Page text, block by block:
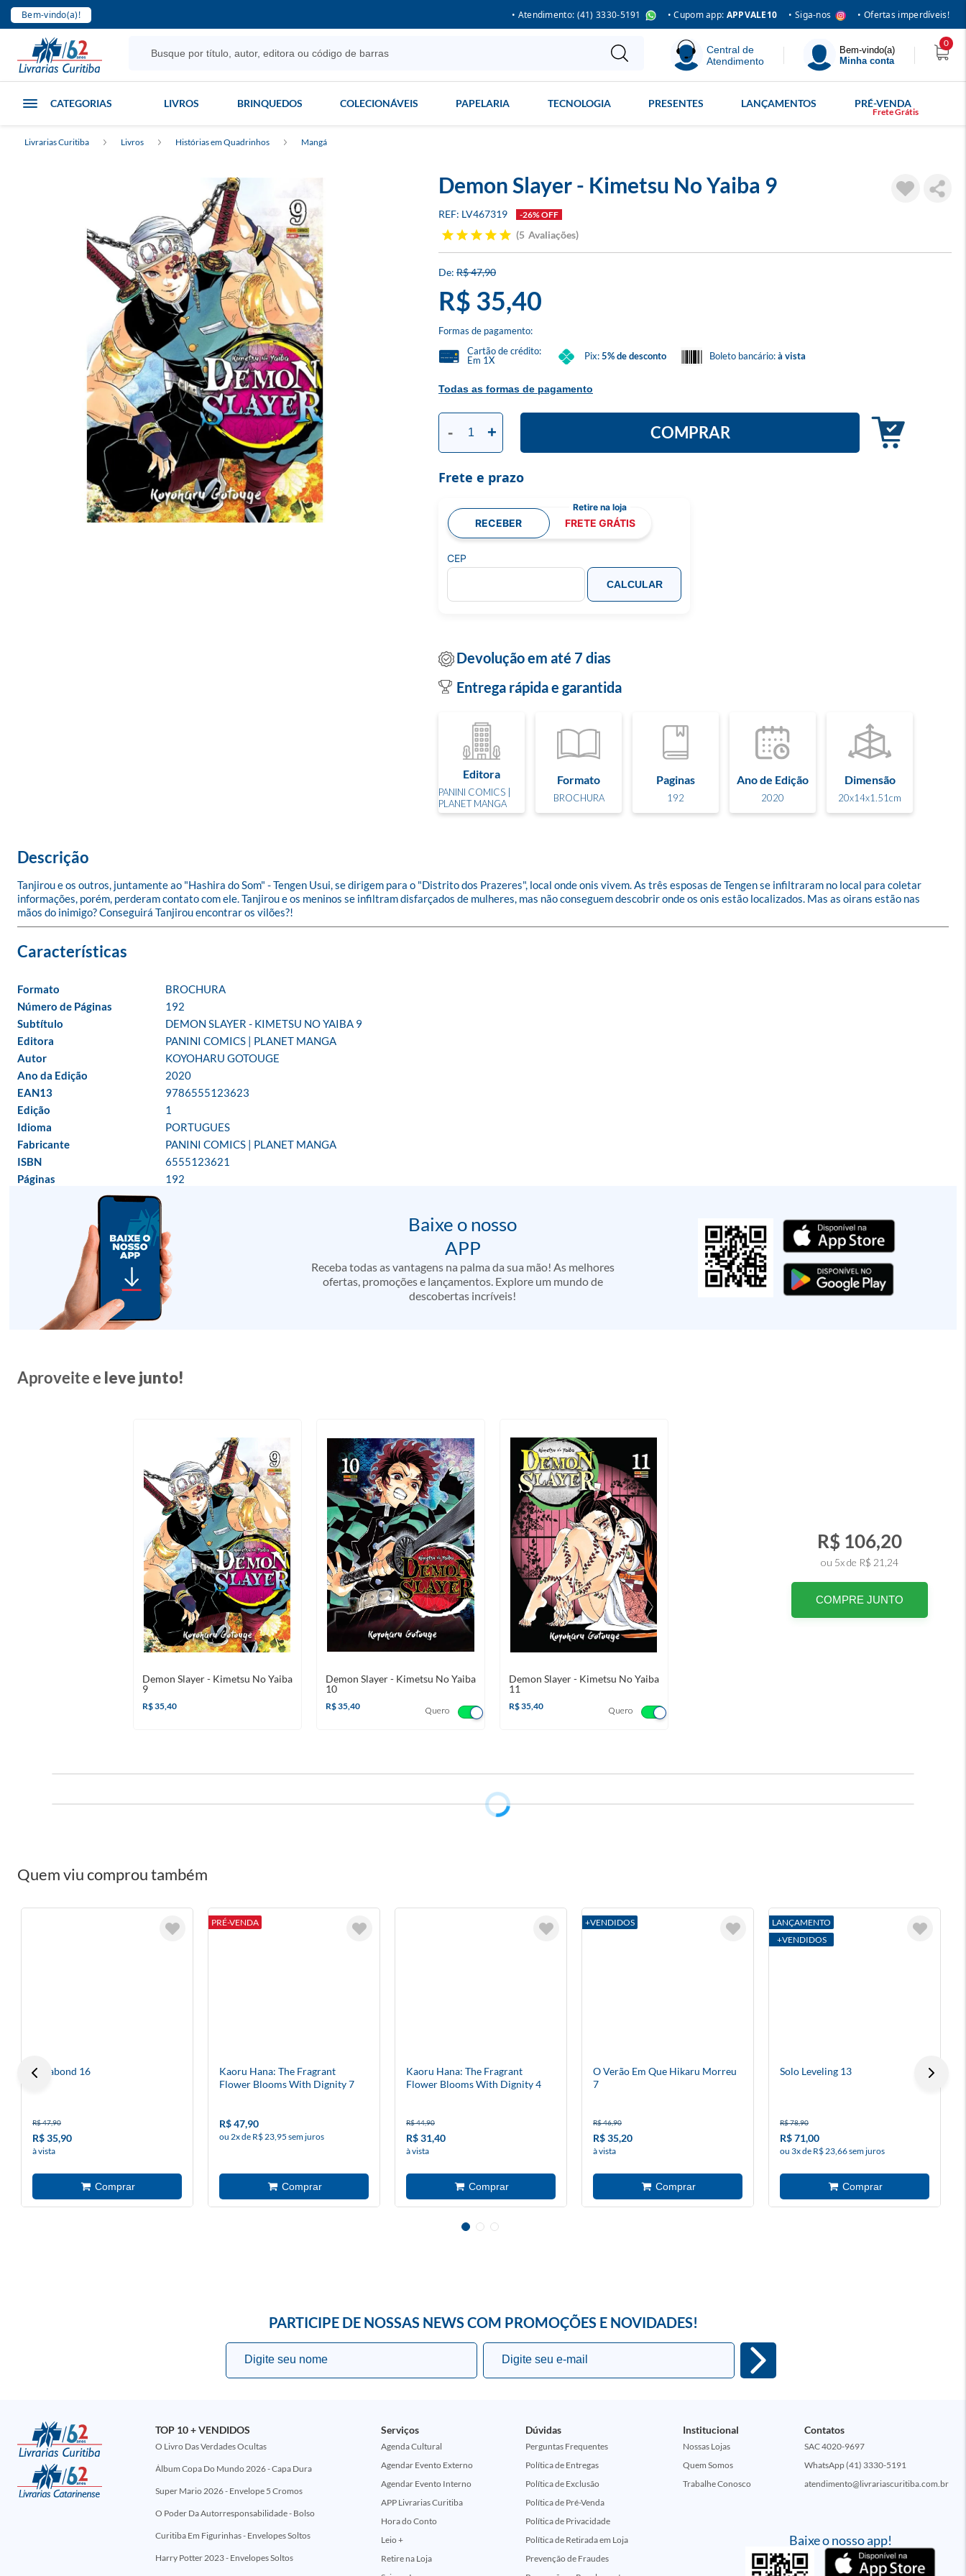
Bem-vindo(a)! • Atendimento: (41) 3330-5191 • Cupom app: APPVALE10 • Siga-nos • Ofertas imperdíveis!
Central de
Atendimento
Bem-vindo(a)
Minha conta
0
CATEGORIAS LIVROS BRINQUEDOS COLECIONÁVEIS PAPELARIA TECNOLOGIA PRESENTES LANÇAMENTOS PRÉ-VENDA
Livrarias Curitiba Livros Histórias em Quadrinhos Mangá
Demon Slayer - Kimetsu No Yaiba 9
LV467319 -26% OFF
5 Avaliações
R$ 47,90
R$ 35,40
Formas de pagamento:
Todas as formas de pagamento
Cartão de crédito:
Em 1X
Pix:5% de desconto Boleto bancário:à vista
- + COMPRAR
Frete e prazo
RECEBER FRETE GRÁTIS
CEP
CALCULAR
Devolução em até 7 dias
Entrega rápida e garantida
Editora
PANINI COMICS |
PLANET MANGA
Formato
BROCHURA
Paginas
192
Ano de Edição
2020
Dimensão
20x14x1.51cm
Descrição
Tanjirou e os outros, juntamente ao "Hashira do Som" - Tengen Usui, se dirigem para o "Distrito dos Prazeres", local onde onis vivem. As três esposas de Tengen se infiltraram no local para coletar
informações, porém, perderam contato com ele. Tanjirou e os meninos se infiltram disfarçados de mulheres, mas não conseguem descobrir onde os onis estão localizados. Mas as oirans estão nas
mãos do inimigo? Conseguirá Tanjirou encontrar os vilões?!
Formato
BROCHURA
Número de Páginas
192
Subtítulo
DEMON SLAYER - KIMETSU NO YAIBA 9
Editora
PANINI COMICS | PLANET MANGA
Autor
KOYOHARU GOTOUGE
Ano da Edição
2020
EAN13
9786555123623
Edição
1
Idioma
PORTUGUES
Fabricante
PANINI COMICS | PLANET MANGA
ISBN
6555123621
Páginas
192
Baixe o nosso
APP
Receba todas as vantagens na palma da sua mão! As melhores
ofertas, promoções e lançamentos. Explore um mundo de
descobertas incríveis!
Aproveite e leve junto!
Demon Slayer - Kimetsu No Yaiba
9
R$ 35,40 Quero
Demon Slayer - Kimetsu No Yaiba
10
R$ 35,40 Quero
Demon Slayer - Kimetsu No Yaiba
11
R$ 35,40
R$ 106,20
ou 5x de R$ 21,24
COMPRE JUNTO
Quem viu comprou também
Vagabond 16
R$ 47,90
R$ 35,90
à vista
PRÉ-VENDA
Kaoru Hana: The Fragrant
Flower Blooms With Dignity 7
R$ 47,90
ou 2x de R$ 23,95 sem juros
Kaoru Hana: The Fragrant
Flower Blooms With Dignity 4
R$ 44,90
R$ 31,40
à vista
+VENDIDOS
O Verão Em Que Hikaru Morreu
7
R$ 46,90
R$ 35,20
à vista
LANÇAMENTO
+VENDIDOS
Solo Leveling 13
R$ 78,90
R$ 71,00
ou 3x de R$ 23,66 sem juros
PARTICIPE DE NOSSAS NEWS COM PROMOÇÕES E NOVIDADES!
Baixe o nosso app!
TOP 10 + VENDIDOS
O Livro Das Verdades Ocultas
Álbum Copa Do Mundo 2026 - Capa Dura
Super Mario 2026 - Envelope 5 Cromos
O Poder Da Autorresponsabilidade - Bolso
Curitiba Em Figurinhas - Envelopes Soltos
Harry Potter 2023 - Envelopes Soltos
Serviços
Agenda Cultural
Agendar Evento Externo
Agendar Evento Interno
APP Livrarias Curitiba
Hora do Conto
Leio +
Retire na Loja
Dúvidas
Perguntas Frequentes
Política de Entregas
Política de Exclusão
Política de Pré-Venda
Política de Privacidade
Política de Retirada em Loja
Prevenção de Fraudes
Institucional
Nossas Lojas
Quem Somos
Trabalhe Conosco
Contatos
SAC 4020-9697
WhatsApp (41) 3330-5191
atendimento@livrariascuritiba.com.br